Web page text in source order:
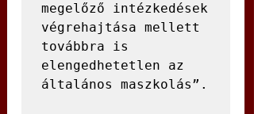
megelőző intézkedések
végrehajtása mellett
továbbra is
elengedhetetlen az
általános maszkolás”.